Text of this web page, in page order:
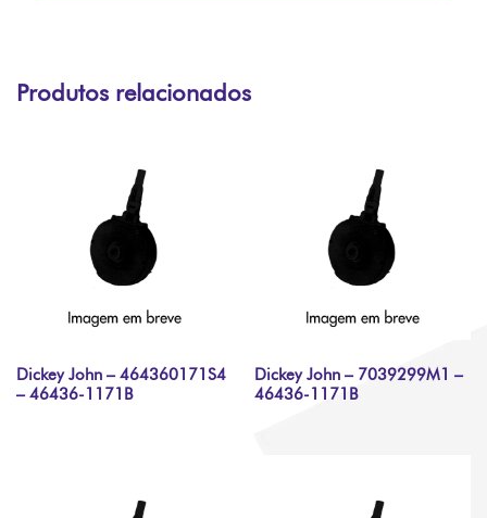
Produtos relacionados
Dickey John – 464360171S4
– 46436-1171B
Dickey John – 7039299M1 –
46436-1171B